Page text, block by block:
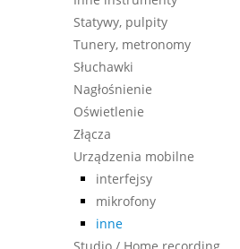
Statywy, pulpity
Tunery, metronomy
Słuchawki
Nagłośnienie
Oświetlenie
Złącza
Urządzenia mobilne
interfejsy
mikrofony
inne
do koszyka